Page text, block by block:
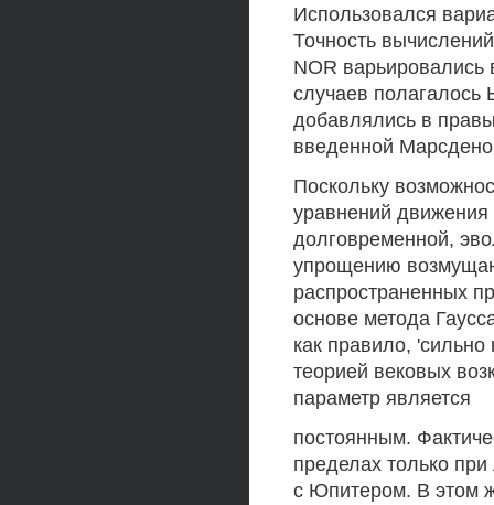
Использовался
Точность
NOR варьировались
случаев полагалось
добавлялись в
введенной
Поскольку
уравнений
долговременной,
упрощению
распространенных
основе метода
как правило, 'сильно
теорией вековых
параметр является
постоянным.
пределах только
с Юпитером. В этом